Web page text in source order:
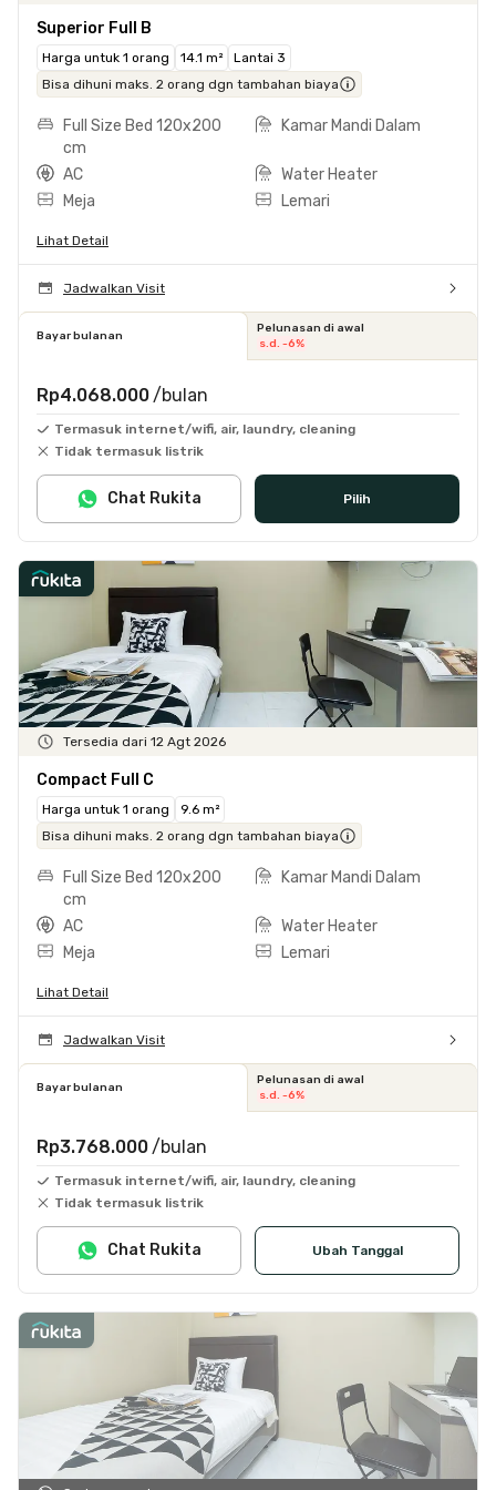
Superior Full B
Harga untuk 1 orang 14.1 m²
Lantai 3
Bisa dihuni maks. 2 orang dgn tambahan biaya
Full Size Bed 120x200
cm
Kamar Mandi Dalam
AC
Water Heater
Meja
Lemari
Lihat Detail
Jadwalkan Visit
Bayar bulanan
Pelunasan di awal
s.d. -6%
Rp4.068.000 /bulan
Termasuk internet/wifi, air, laundry, cleaning
Tidak termasuk listrik
Pilih
Chat Rukita
Tersedia dari 12 Agt 2026
Compact Full C
Harga untuk 1 orang
9.6 m²
Bisa dihuni maks. 2 orang dgn tambahan biaya
Full Size Bed 120x200
cm
Kamar Mandi Dalam
AC
Water Heater
Meja
Lemari
Lihat Detail
Jadwalkan Visit
Bayar bulanan
Pelunasan di awal
s.d. -6%
Rp3.768.000 /bulan
Termasuk internet/wifi, air, laundry, cleaning
Tidak termasuk listrik
Ubah Tanggal
Chat Rukita